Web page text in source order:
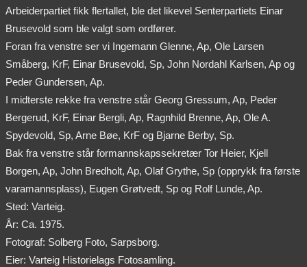
Arbeiderpartiet fikk flertallet, ble det likevel Senterpartiets Einar
Brusevold som ble valgt som ordfører.
Foran fra venstre ser vi Ingemann Glenne, Ap, Ole Larsen
Småberg, KrF, Einar Brusevold, Sp, John Nordahl Karlsen, Ap og
Peder Gundersen, Ap.
I midterste rekke fra venstre står Georg Gressum, Ap, Peder
Bergerud, KrF, Einar Bergli, Ap, Ragnhild Brenne, Ap, Ole A.
Spydevold, Sp, Arne Bøe, KrF og Bjarne Berby, Sp.
Bak fra venstre står formannskapssekretær Tor Heier, Kjell
Borgen, Ap, John Bredholt, Ap, Olaf Grythe, Sp (opprykk fra første
varamannsplass), Eugen Grøtvedt, Sp og Rolf Lunde, Ap.
Sted: Varteig.
År: Ca. 1975.
Fotograf: Solberg Foto, Sarpsborg.
Eier: Varteig Historielags Fotosamling.